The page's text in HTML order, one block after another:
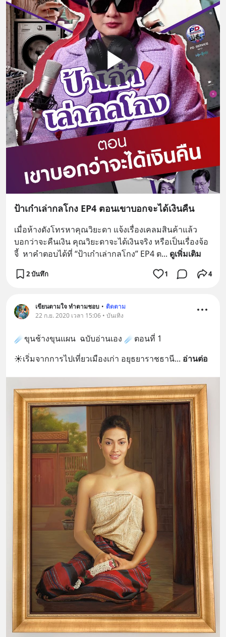
ป้าเก๋าเล่ากลโกง EP4 ตอนเขาบอกจะได้เงินคืน
เมื่อห้างดังโทรหาคุณวิยะดา แจ้งเรื่องเคลมสินค้าแล้ว
บอกว่าจะคืนเงิน คุณวิยะดาจะได้เงินจริง หรือเป็นเรื่องจ้อ
จี้  หาคำตอบได้ที่ “ป้าเก๋าเล่ากลโกง” EP4 ต... ดูเพิ่มเติม
2 บันทึก 1 4
เขียนตามใจ ทำตามชอบ • ติดตาม
22 ก.ย. 2020 เวลา 15:06 • บันเทิง
☄️ขุนช้างขุนแผน  ฉบับอ่านเอง ☄️ตอนที่ 1
☀️เริ่มจากการไปเที่ยวเมืองเก่า อยุธยาราชธานี... อ่านต่อ